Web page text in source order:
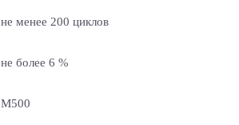
не менее 200 циклов
не более 6 %
M500